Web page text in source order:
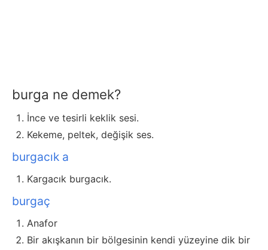
burga ne demek?
İnce ve tesirli keklik sesi.
Kekeme, peltek, değişik ses.
burgacık a
Kargacık burgacık.
burgaç
Anafor
Bir akışkanın bir bölgesinin kendi yüzeyine dik bir